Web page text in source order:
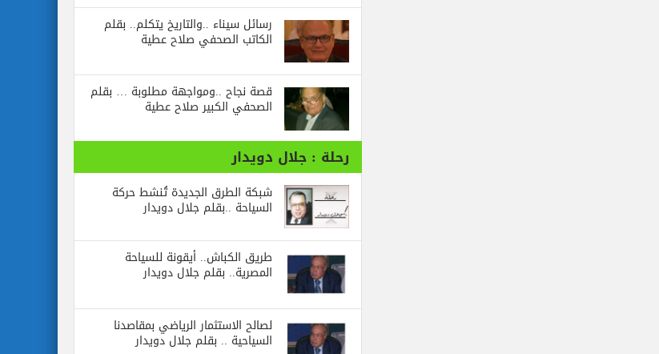
رسائل‭ ‬سيناء‭.. ‬والتاريخ‭ ‬يتكلم.. بقلم
الكاتب الصحفي صلاح عطية
قصة نجاح ..ومواجهة مطلوبة … بقلم
الصحفي الكبير صلاح عطية
رحلة : جلال دويدار
شبكة الطرق الجديدة تُنشط حركة
السياحة ..بقلم جلال دويدار
طريق الكباش.. أيقونة للسياحة
المصرية.. بقلم جلال دويدار
لصالح الاستثمار الرياضي بمقاصدنا
السياحية .. بقلم جلال دويدار